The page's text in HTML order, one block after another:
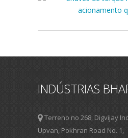
INDÚSTRIAS
Terreno no 268, Digvijay
Upvan, Pokhran Road No. 1,